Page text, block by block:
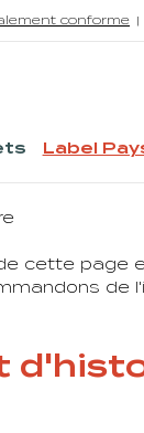
conforme
Label
cette page
de